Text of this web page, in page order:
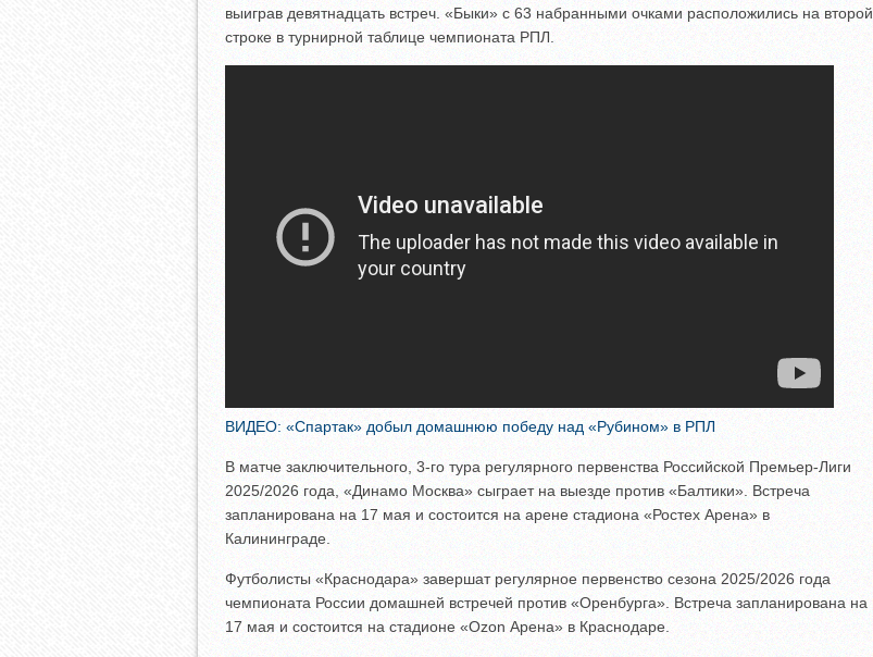
выиграв девятнадцать встреч. «Быки» с 63 набранными очками расположились на второй
строке в турнирной таблице чемпионата РПЛ.
ВИДЕО: «Спартак» добыл домашнюю победу над «Рубином» в РПЛ
В матче заключительного, 3-го тура регулярного первенства Российской Премьер-Лиги
2025/2026 года, «Динамо Москва» сыграет на выезде против «Балтики». Встреча
запланирована на 17 мая и состоится на арене стадиона «Ростех Арена» в
Калининграде.
Футболисты «Краснодара» завершат регулярное первенство сезона 2025/2026 года
чемпионата России домашней встречей против «Оренбурга». Встреча запланирована на
17 мая и состоится на стадионе «Ozon Арена» в Краснодаре.